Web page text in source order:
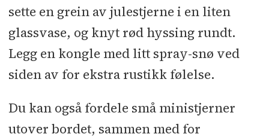
sette en grein av julestjerne i en liten
glassvase, og knyt rød hyssing rundt.
Legg en kongle med litt spray-snø ved
siden av for ekstra rustikk følelse.
Du kan også fordele små ministjerner
utover bordet, sammen med for